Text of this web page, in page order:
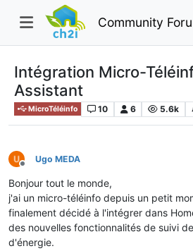
Community
Intégration Micro-
Assistant
MicroTéléinfo 10 6 5.6k
Offline
Ugo MEDA
Bonjour tout le monde,
j'ai un micro-téléinfo depuis un petit
finalement décidé à l'intégrer dans
des nouvelles fonctionnalités de suivi
d'énergie.